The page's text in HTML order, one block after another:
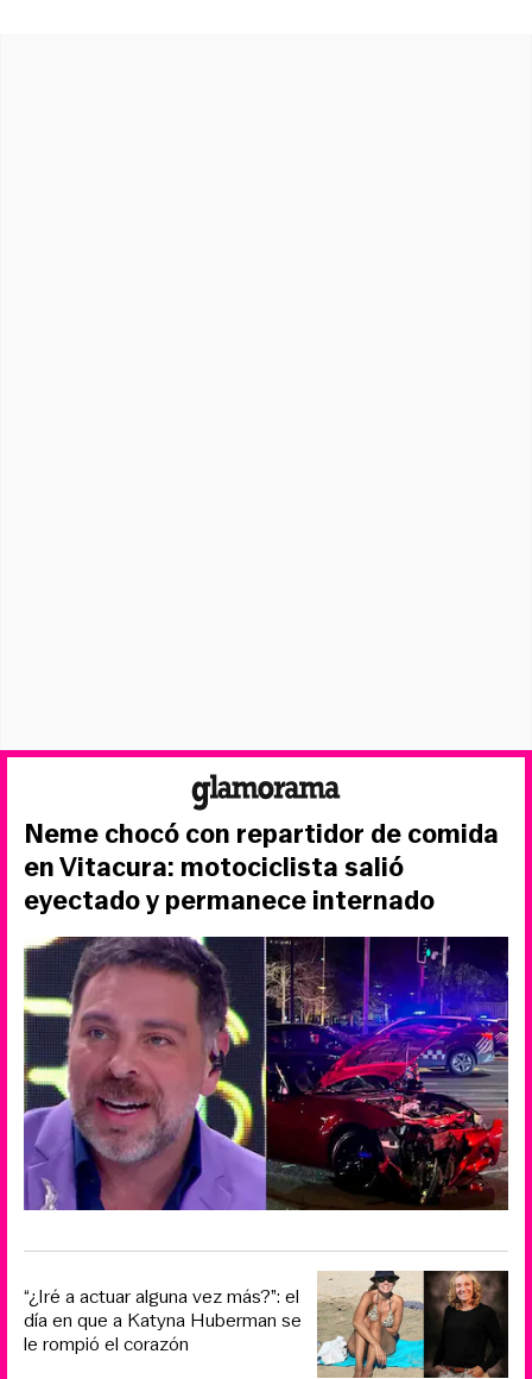
Neme chocó con repartidor de comida
en Vitacura: motociclista salió
eyectado y permanece internado
“¿Iré a actuar alguna vez más?”: el
día en que a Katyna Huberman se
le rompió el corazón